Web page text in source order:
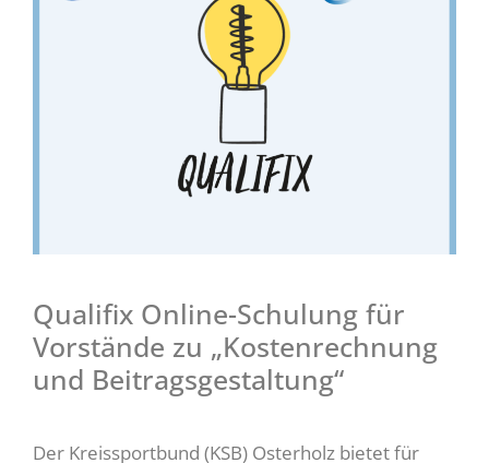
Qualifix Online-Schulung für
Vorstände zu „Kostenrechnung
und Beitragsgestaltung“
Der Kreissportbund (KSB) Osterholz bietet für